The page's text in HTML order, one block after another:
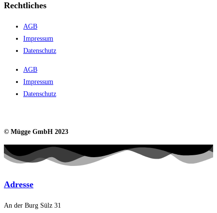
Rechtliches
AGB
Impressum
Datenschutz
AGB
Impressum
Datenschutz
© Mügge GmbH 2023
Adresse
An der Burg Sülz 31